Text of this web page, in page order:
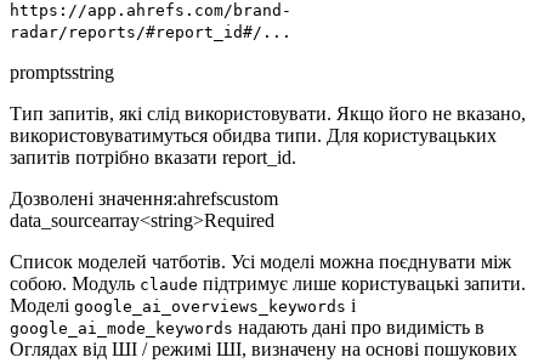
https://app.ahrefs.com/brand-
radar/reports/#report_id#/...
promptsstring
Тип запитів, які слід використовувати. Якщо його не вказано,
використовуватимуться обидва типи. Для користувацьких
запитів потрібно вказати report_id.
Дозволені значення:ahrefscustom
data_sourcearray<string>Required
Список моделей чатботів. Усі моделі можна поєднувати між
собою. Модуль claude підтримує лише користувацькі запити.
Моделі google_ai_overviews_keywords і
google_ai_mode_keywords надають дані про видимість в
Оглядах від ШІ / режимі ШІ, визначену на основі пошукових